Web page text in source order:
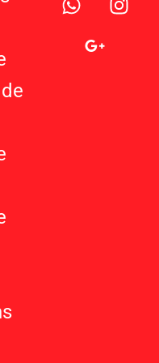
h
n
o
g